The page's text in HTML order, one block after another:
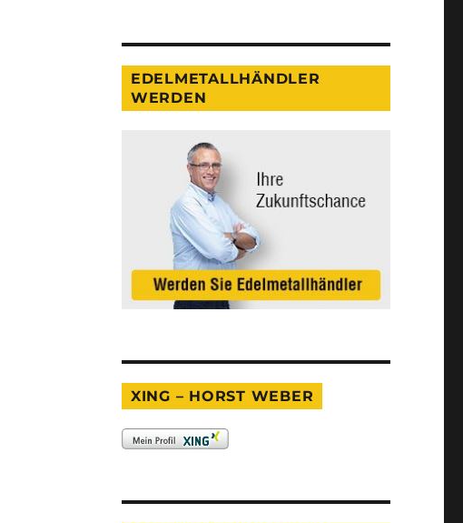
EDELMETALLHÄNDLER
WERDEN
XING – HORST WEBER